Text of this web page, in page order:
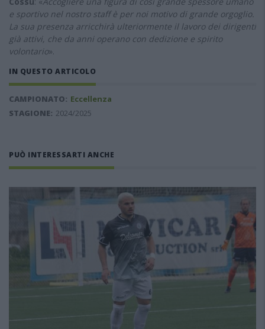
e sportivo nel nostro staff è per noi motivo di grande orgoglio.
La sua presenza arricchirà ulteriormente il lavoro dei dirigenti
già attivi, che da anni operano con dedizione e spirito
volontario».
IN QUESTO ARTICOLO
CAMPIONATO: Eccellenza
STAGIONE: 2024/2025
PUÒ INTERESSARTI ANCHE